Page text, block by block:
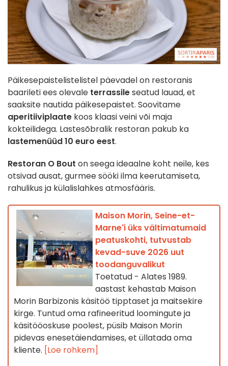
Päikesepaistelistelistel päevadel on restoranis
baarileti ees olevale terrassileseatud lauad, et
saaksite nautida päikesepaistet. Soovitame
aperitiiviplaate koos klaasi veini või maja
kokteilidega. Lastesõbralik restoran pakub ka
lastemenüüd 10 euro eest.
Restoran O Bout on seega ideaalne koht neile, kes
otsivad ausat, gurmee sööki ilma keerutamiseta,
rahulikus ja külalislahkes atmosfääris.
Maison Morin, Seine-et-
Marne'i üks vältimatumaid
peatuskohti, tutvustab
kevad-suve 2026 uut
toodanguvalikut
Toetatud - Alates 1989.
aastast kehastab Maison
Morin Barbizonis käsitöö tipptaset ja maitsekire
kirge. Tuntud oma rafineeritud loomingute ja
käsitööoskuse poolest, püsib Maison Morin
pidevas enesetäiendamises, et üllatada oma
kliente. [Loe rohkem]